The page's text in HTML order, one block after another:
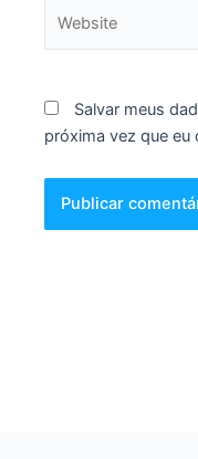
Salvar meus
próxima vez que eu